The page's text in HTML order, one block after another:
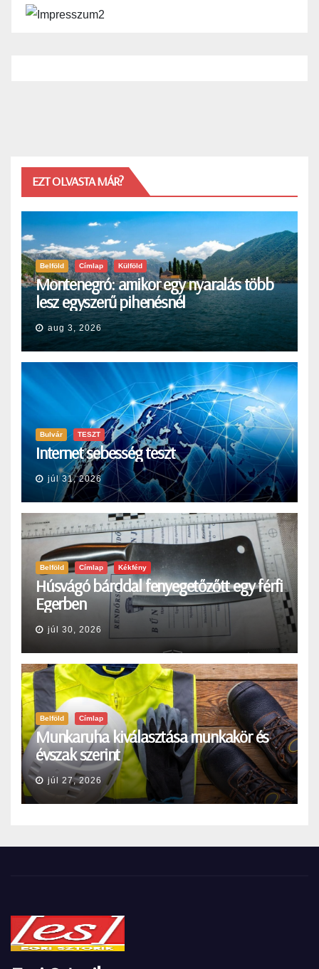
EZT OLVASTA MÁR?
Belföld Címlap Külföld
Montenegró: amikor egy nyaralás több
lesz egyszerű pihenésnél
aug 3, 2026
Bulvár TESZT
Internet sebesség teszt
júl 31, 2026
Belföld Címlap Kékfény
Húsvágó bárddal fenyegetőzőtt egy férfi
Egerben
júl 30, 2026
Belföld Címlap
Munkaruha kiválasztása munkakör és
évszak szerint
júl 27, 2026